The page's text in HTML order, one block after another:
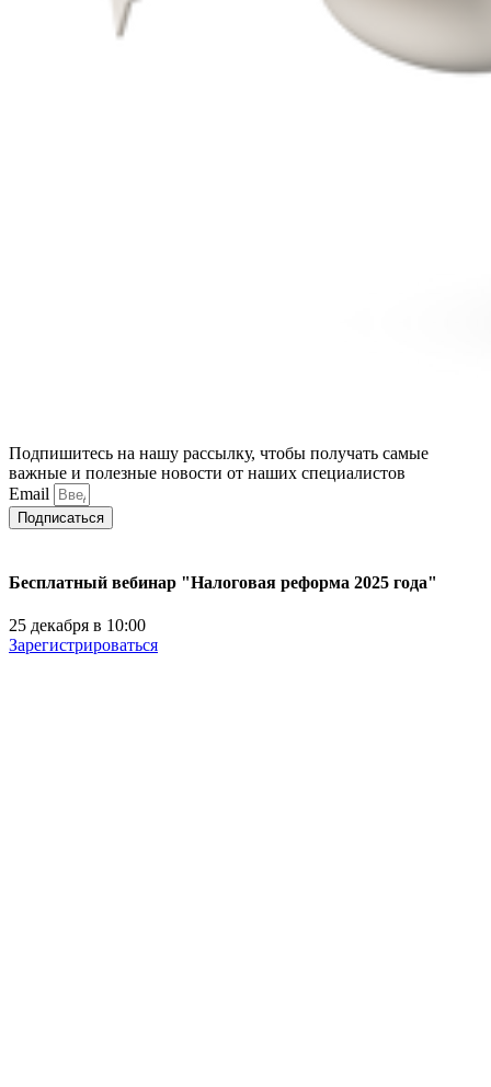
Подпишитесь на нашу рассылку, чтобы получать самые
важные и полезные новости от наших специалистов
Email
Подписаться
Бесплатный вебинар "Налоговая реформа 2025 года"
25 декабря в 10:00
Зарегистрироваться